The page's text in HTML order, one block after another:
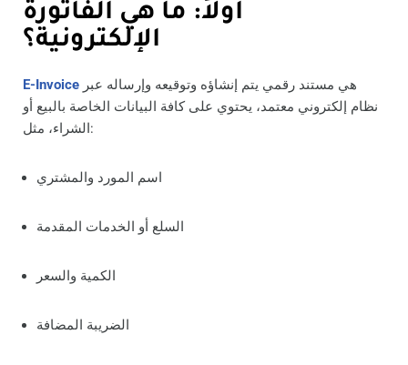
أولاً: ما هي الفاتورة
الإلكترونية؟
E-Invoice
نظام إلكتروني معتمد، يحتوي على كافة البيانات الخاصة بالبيع أو
الشراء، مثل:
اسم المورد والمشتري
السلع أو الخدمات المقدمة
الكمية والسعر
الضريبة المضافة